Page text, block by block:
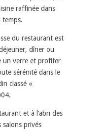
raffinée dans
temps.
du restaurant est
dîner ou
un verre et profiter
sérénité dans le
classé «
et à l’abri des
salons privés